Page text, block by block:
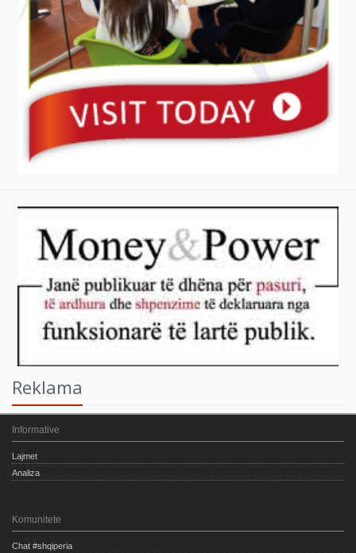
Reklama
Informative
Lajmet
Analiza
Komunitete
Chat #shqiperia